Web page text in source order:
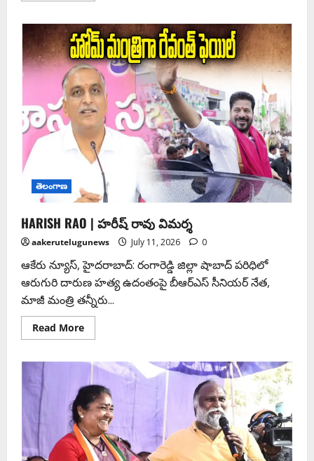
తెలంగాణ
HARISH RAO | హరీష్ రావు విమర్శ
aakerutelugunews July 11, 2026 0
ఆకేరు న్యూస్, హైదరాబాద్: రంగారెడ్డి జిల్లా షాబాద్‌ పరిధిలో
ఆరుగురి దారుణ హత్య ఉదంతంపై బీఆర్‌ఎస్ సీనియర్ నేత,
మాజీ మంత్రి తన్నీరు...
Read More